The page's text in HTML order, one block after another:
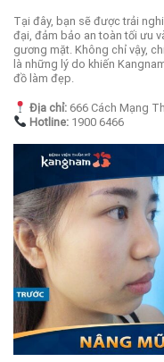
Tại đây, bạn sẽ được trải
đại, đảm bảo an toàn tối ưu
gương mặt. Không chỉ vậy,
là những lý do khiến
đồ làm đẹp.
Địa chỉ:666 Cách Mạng
Hotline:1900 6466